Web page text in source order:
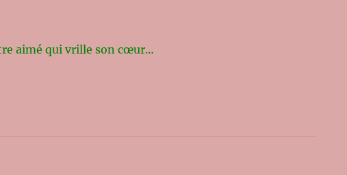
aimé qui vrille son cœur…